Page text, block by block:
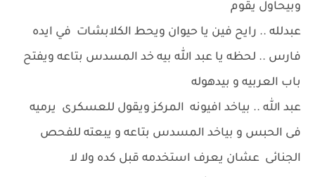
وبيحاول يقوم
عبدلله .. رايح فين يا حيوان ويحط الكلابشات في ايده
فارس .. لحظه يا عبد الله بيه خد المسدس بتاعه ويفتح
باب العربيه و بيدهوله
عبد الله .. بياخد افيونه المركز ويقول للعسكرى يرميه
فى الحبس و بياخد المسدس بتاعه و يبعته للفحص
الجنائى عشان يعرف استخدمه قبل كده ولا لا